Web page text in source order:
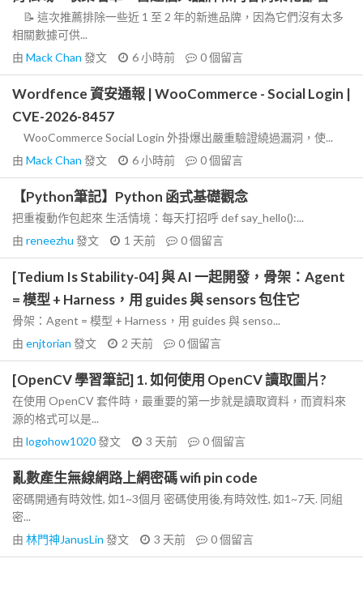
📝 這次推薦排除一些近 1 至 2 年的新進品牌，因為它們沒有太多
相關數據可供...
由 Mack Chan 發文 6 小時前 0個留言
Wordfence 資安通報 | WooCommerce - Social Login |
CVE-2026-8457
WooCommerce Social Login 外掛爆出嚴重驗證繞過漏洞，使...
由 Mack Chan 發文 6 小時前 0個留言
【Python筆記】Python 函式基礎觀念
把重複動作包起來 生活情境：每天打招呼 def say_hello():...
由 reneezhu 發文 1 天前 0個留言
[Tedium Is Stability-04] 與 AI 一起開發，骨架：Agent
= 模型 + Harness，用 guides 與 sensors 包住它
骨架：Agent = 模型 + Harness，用 guides 與 senso...
由 enjtorian 發文 2 天前 0個留言
[OpenCV 學習筆記] 1. 如何使用 OpenCV 讀取圖片?
在使用 OpenCV 套件時，最重要的第一步就是讀取資料，而資料來
源的格式可以是...
由 logohow1020發文 3 天前 0個留言
亂數產生無線網路上網密碼 wifi pin code
密碼開通有時效性, 如1~3個月 密碼使用後,有時效性, 如1~7天. 同組
密...
由 林門神JanusLin 發文 3 天前 0個留言